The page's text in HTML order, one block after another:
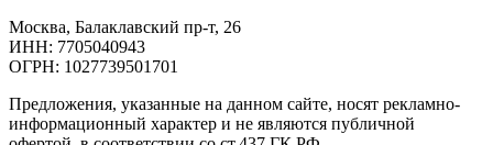
Москва, Балаклавский пр-т, 26
ИНН: 7705040943
ОГРН: 1027739501701
Предложения, указанные на данном сайте, носят рекламно-
информационный характер и не являются публичной